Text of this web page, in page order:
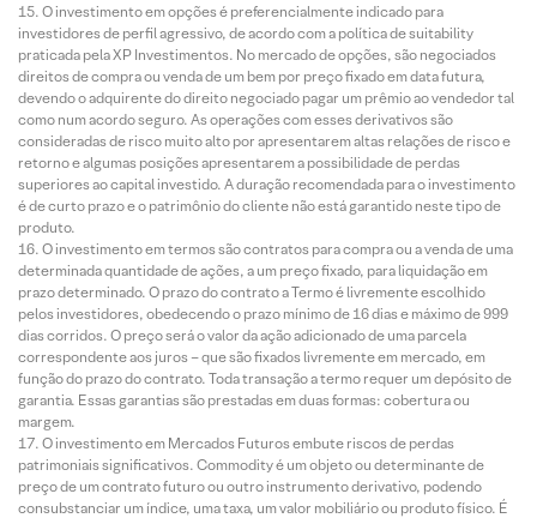
O investimento em opções é preferencialmente indicado para
investidores de perfil agressivo, de acordo com a política de suitability
praticada pela XP Investimentos. No mercado de opções, são negociados
direitos de compra ou venda de um bem por preço fixado em data futura,
devendo o adquirente do direito negociado pagar um prêmio ao vendedor tal
como num acordo seguro. As operações com esses derivativos são
consideradas de risco muito alto por apresentarem altas relações de risco e
retorno e algumas posições apresentarem a possibilidade de perdas
superiores ao capital investido. A duração recomendada para o investimento
é de curto prazo e o patrimônio do cliente não está garantido neste tipo de
produto.
O investimento em termos são contratos para compra ou a venda de uma
determinada quantidade de ações, a um preço fixado, para liquidação em
prazo determinado. O prazo do contrato a Termo é livremente escolhido
pelos investidores, obedecendo o prazo mínimo de 16 dias e máximo de 999
dias corridos. O preço será o valor da ação adicionado de uma parcela
correspondente aos juros – que são fixados livremente em mercado, em
função do prazo do contrato. Toda transação a termo requer um depósito de
garantia. Essas garantias são prestadas em duas formas: cobertura ou
margem.
O investimento em Mercados Futuros embute riscos de perdas
patrimoniais significativos. Commodity é um objeto ou determinante de
preço de um contrato futuro ou outro instrumento derivativo, podendo
consubstanciar um índice, uma taxa, um valor mobiliário ou produto físico. É